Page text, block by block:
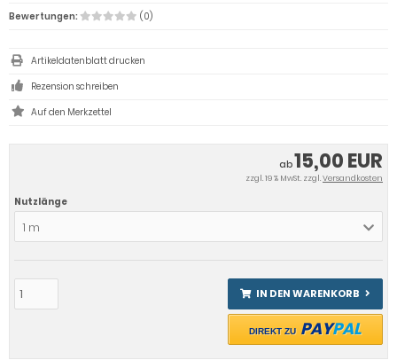
ab15,00 EUR
zzgl. 19 % MwSt. zzgl.Versandkosten
Nutzlänge
1 m
IN DEN WARENKORB
DIREKT ZU PAYPAL
Bewertungen:
(0)
Artikeldatenblatt drucken
Rezension schreiben